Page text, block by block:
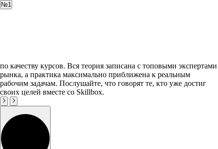
№1
по качеству курсов. Вся теория записана с топовыми экспертами
рынка, а практика максимально приближена к реальным
рабочим задачам. Послушайте, что говорят те, кто уже достиг
своих целей вместе со Skillbox.